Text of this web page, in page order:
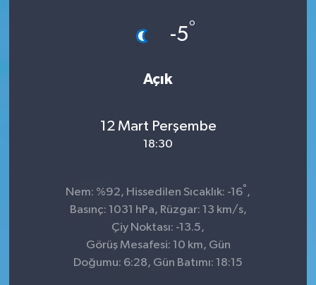
-5°
Açık
12 Mart Perşembe
18:30
Nem: %92, Hissedilen Sıcaklık: -16° ,
Basınç: 1031 hPa, Rüzgar: 13 km/s,
Çiy Noktası: -13.5,
Görüş Mesafesi: 10 km, Gün
Doğumu: 6:28, Gün Batımı: 18:15